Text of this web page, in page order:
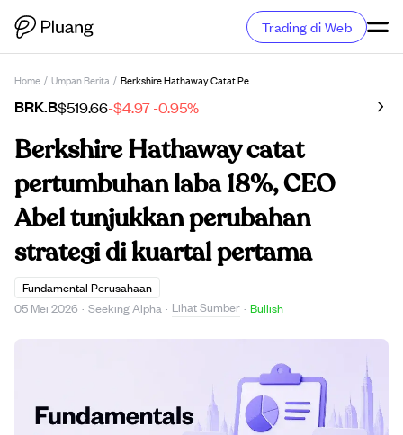
Trading di Web
Home / Umpan Berita / Berkshire Hathaway Catat Pertumbuhan Laba 18%, CEO Abel Tunjukkan Perubahan Strategi Di Kuartal Pertama
BRK.B$519.66-$4.97-0.95%
Berkshire Hathaway catat
pertumbuhan laba 18%, CEO
Abel tunjukkan perubahan
strategi di kuartal pertama
Fundamental Perusahaan
05 Mei 2026 · Seeking Alpha · Lihat Sumber · Bullish